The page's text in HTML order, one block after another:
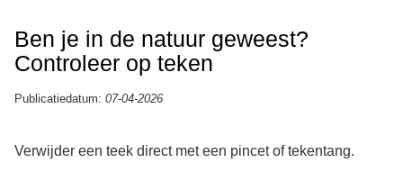
Ben je in de natuur geweest?
Controleer op teken
Publicatiedatum: 07-04-2026
Verwijder een teek direct met een pincet of tekentang.